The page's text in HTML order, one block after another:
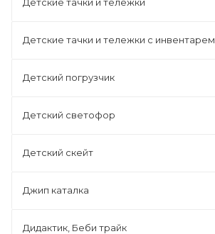
Детские тачки и тележки с инвентарем
Детский погрузчик
Детский светофор
Детский скейт
Джип каталка
Дидактик, Беби трайк